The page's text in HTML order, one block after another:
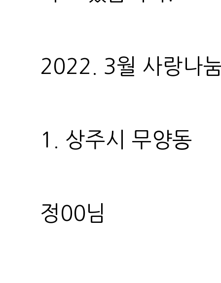
2022. 3월 사랑나
1. 상주시 무양동
정00님